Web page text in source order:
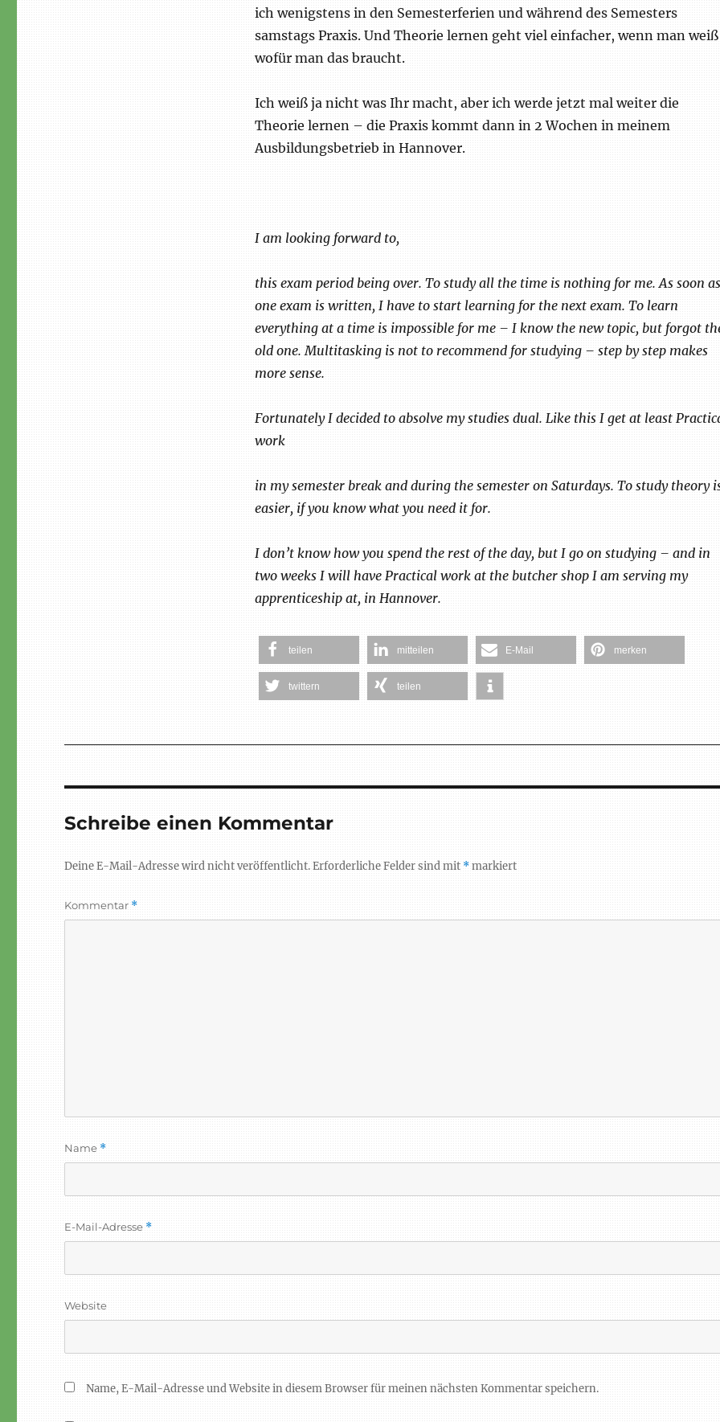
ich wenigstens in den Semesterferien und während des Semesters
samstags Praxis. Und Theorie lernen geht viel einfacher, wenn man weiß
wofür man das braucht.
Ich weiß ja nicht was Ihr macht, aber ich werde jetzt mal weiter die
Theorie lernen – die Praxis kommt dann in 2 Wochen in meinem
Ausbildungsbetrieb in Hannover.
I am looking forward to,
this exam period being over. To study all the time is nothing for me. As soon as
one exam is written, I have to start learning for the next exam. To learn
everything at a time is impossible for me – I know the new topic, but forgot
old one. Multitasking is not to recommend for studying – step by step makes
more sense.
Fortunately I decided to absolve my studies dual. Like this I get at least
work
in my semester break and during the semester on Saturdays. To study theory
easier, if you know what you need it for.
I don’t know how you spend the rest of the day, but I go on studying – and in
two weeks I will have Practical work at the butcher shop I am serving my
apprenticeship at, in Hannover.
teilen mitteilen E-Mail merken
twittern teilen
Schreibe einen Kommentar
Deine E-Mail-Adresse wird nicht veröffentlicht.Erforderliche Felder sind mit *markiert
Kommentar *
Name *
E-Mail-Adresse *
Website
Name, E-Mail-Adresse und Website in diesem Browser für meinen nächsten Kommentar speichern.